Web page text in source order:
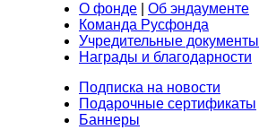
О фонде
Об эндаументе
Команда Русфонда
Учредительные документы
Награды и благодарности
Подписка на новости
Подарочные сертификаты
Баннеры